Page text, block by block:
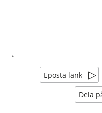
Eposta länk
Dela